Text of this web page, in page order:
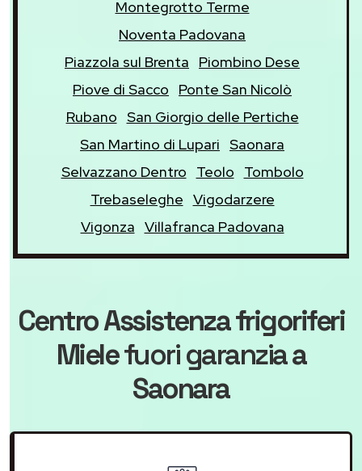
Montegrotto Terme
Noventa Padovana
Piazzola sul Brenta
Piombino Dese
Piove di Sacco
Ponte San Nicolò
Rubano San Giorgio delle Pertiche
San Martino di Lupari Saonara
Selvazzano Dentro
Teolo
Tombolo
Trebaseleghe Vigodarzere
Vigonza Villafranca Padovana
Centro Assistenza frigoriferi
Mielefuori garanziaa
Saonara